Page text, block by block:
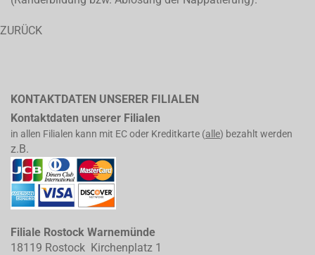
ZURÜCK
KONTAKTDATEN UNSERER FILIALEN
Kontaktdaten unserer Filialen
in allen Filialen kann mit EC oder Kreditkarte (alle) bezahlt werden
z.B.
Filiale Rostock Warnemünde
18119 Rostock Kirchenplatz 1